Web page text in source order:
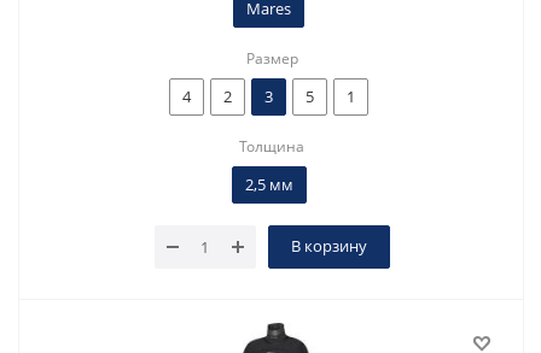
Mares
Размер
4 2 3 5 1
Толщина
2,5 мм
В корзину